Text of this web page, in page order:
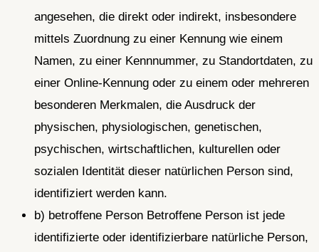
angesehen, die direkt oder indirekt, insbesondere
mittels Zuordnung zu einer Kennung wie einem
Namen, zu einer Kennnummer, zu Standortdaten, zu
einer Online-Kennung oder zu einem oder mehreren
besonderen Merkmalen, die Ausdruck der
physischen, physiologischen, genetischen,
psychischen, wirtschaftlichen, kulturellen oder
sozialen Identität dieser natürlichen Person sind,
identifiziert werden kann.
b) betroffene Person Betroffene Person ist jede
identifizierte oder identifizierbare natürliche Person,